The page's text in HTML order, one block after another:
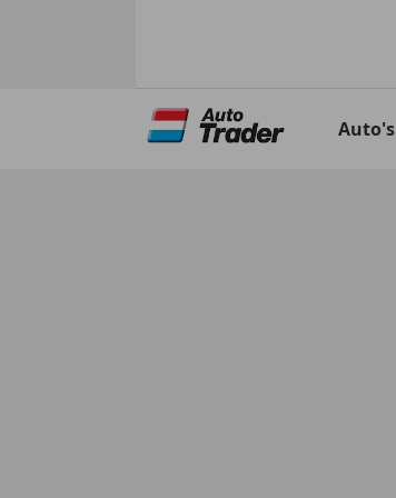
Auto's